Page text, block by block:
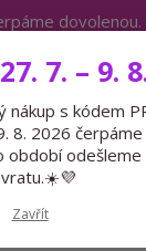
Expedice
7. – 9.
nákup s kódem
8. 2026
odešleme
Zavřít